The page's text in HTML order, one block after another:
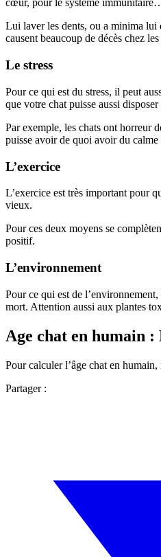
cœur, pour le système
Lui laver les dents, ou a minima lui
causent beaucoup de décès chez
Le stress
Pour ce qui est du stress, il peut
que votre chat puisse aussi
Par exemple, les chats ont horreur
puisse avoir de quoi avoir du
L’exercice
L’exercice est très important pour
vieux.
Pour ces deux moyens se
positif.
L’environnement
Pour ce qui est de
mort. Attention aussi aux plantes
Age chat en humain
Pour calculer l’âge chat en
Partager :